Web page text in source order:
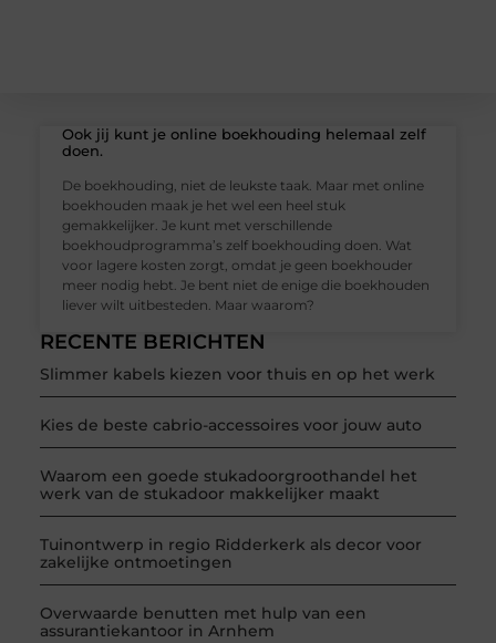
RECENTE BERICHTEN
Slimmer kabels kiezen voor thuis en op het werk
Kies de beste cabrio-accessoires voor jouw auto
Waarom een goede stukadoorgroothandel het
werk van de stukadoor makkelijker maakt
Tuinontwerp in regio Ridderkerk als decor voor
zakelijke ontmoetingen
Overwaarde benutten met hulp van een
assurantiekantoor in Arnhem
Ook jij kunt je online boekhouding helemaal zelf
doen.
De boekhouding, niet de leukste taak. Maar met online
boekhouden maak je het wel een heel stuk
gemakkelijker. Je kunt met verschillende
boekhoudprogramma’s zelf boekhouding doen. Wat
voor lagere kosten zorgt, omdat je geen boekhouder
meer nodig hebt. Je bent niet de enige die boekhouden
liever wilt uitbesteden. Maar waarom?